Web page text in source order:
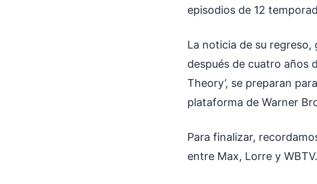
episodios de 12
La noticia de su
después de cuatro años
Theory’, se preparan
plataforma de Warner
Para finalizar,
entre Max, Lorre y WBTV.